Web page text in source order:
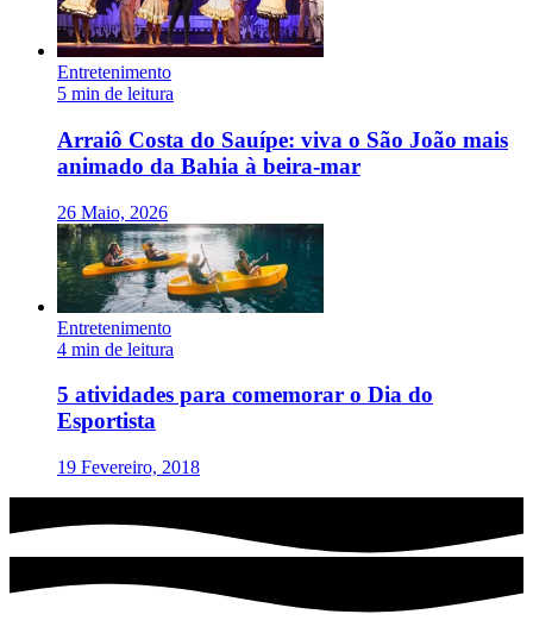
Entretenimento
5 min de leitura
Arraiô Costa do Sauípe: viva o São João mais
animado da Bahia à beira-mar
26 Maio, 2026
Entretenimento
4 min de leitura
5 atividades para comemorar o Dia do
Esportista
19 Fevereiro, 2018